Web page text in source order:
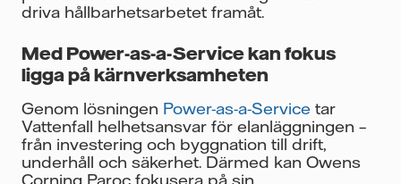
driva hållbarhetsarbetet framåt.
Med Power-as-a-Service kan fokus
ligga på kärnverksamheten
Genom lösningen Power-as-a-Service tar
Vattenfall helhetsansvar för elanläggningen –
från investering och byggnation till drift,
underhåll och säkerhet. Därmed kan Owens
Corning Paroc fokusera på sin